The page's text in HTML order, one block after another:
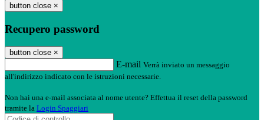
button close ×
Recupero password
button close ×
E-mail Verrà inviato un messaggio
all'indirizzo indicato con le istruzioni necessarie.
Non hai una e-mail associata al nome utente? Effettua il reset della password
tramite la Login Spaggiari